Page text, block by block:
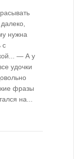
нужна
с
— А у
удочки
фразы
на...